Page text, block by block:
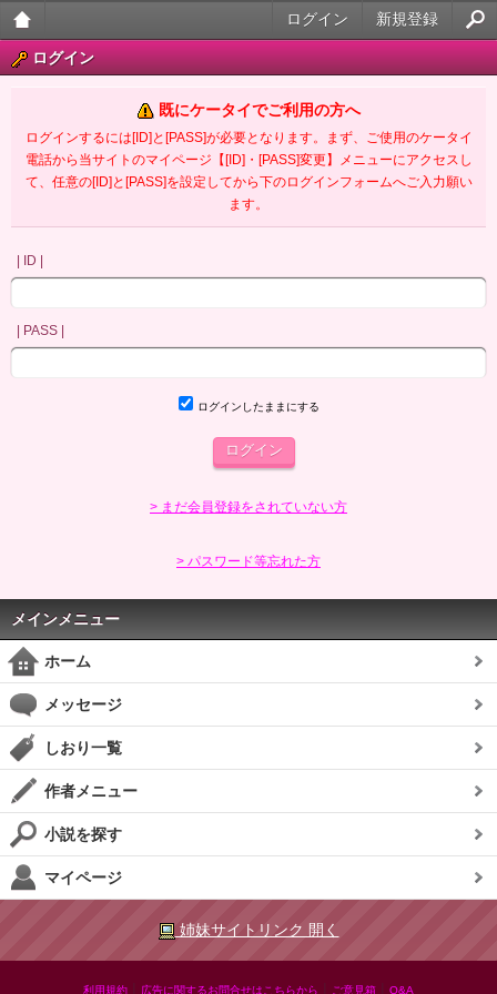
大人
ータ
イ官
新規登録
ログイン
ログイン
既にケータイでご利用の方へ
ログインするには[ID]と[PASS]が必要となります。まず、ご使用のケータイ
電話から当サイトのマイページ【[ID]・[PASS]変更】メニューにアクセスし
て、任意の[ID]と[PASS]を設定してから下のログインフォームへご入力願い
ます。
| ID |
| PASS |
ログインしたままにする
> まだ会員登録をされていない方
> パスワード等忘れた方
メインメニュー
ホーム
メッセージ
しおり一覧
作者メニュー
小説を探す
マイページ
姉妹サイトリンク 開く
利用規約 広告に関するお問合せはこちらから ご意見箱 Q&A